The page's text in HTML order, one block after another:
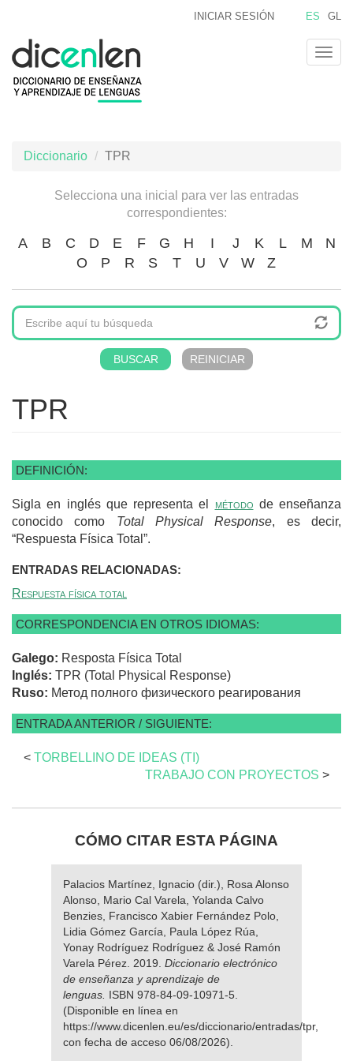
contenido
principal
ES GL
INICIAR SESIÓN
Diccionario TPR
Selecciona una inicial para ver las entradas
correspondientes:
A B C D E F G H I J K L M
N
O
P R S T U V W Z
TPR
DEFINICIÓN:
Sigla en inglés que representa el método de enseñanza
conocido como Total Physical Response, es decir,
“Respuesta Física Total”.
ENTRADAS RELACIONADAS:
Respuesta física total
CORRESPONDENCIA EN OTROS IDIOMAS:
Galego: Resposta Física Total
Inglés: TPR (Total Physical Response)
Ruso: Метод полного физического реагирования
ENTRADA ANTERIOR / SIGUIENTE:
< TORBELLINO DE IDEAS (TI)
TRABAJO CON PROYECTOS >
CÓMO CITAR ESTA PÁGINA
Palacios Martínez, Ignacio (dir.), Rosa Alonso
Alonso, Mario Cal Varela, Yolanda Calvo
Benzies, Francisco Xabier Fernández Polo,
Lidia Gómez García, Paula López Rúa,
Yonay Rodríguez Rodríguez & José Ramón
Varela Pérez. 2019. Diccionario electrónico
de enseñanza y aprendizaje de
lenguas. ISBN 978-84-09-10971-5.
(Disponible en línea en
https://www.dicenlen.eu/es/diccionario/entradas/tpr,
con fecha de acceso 06/08/2026).